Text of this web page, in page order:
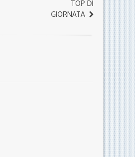
TOP DI
GIORNATA